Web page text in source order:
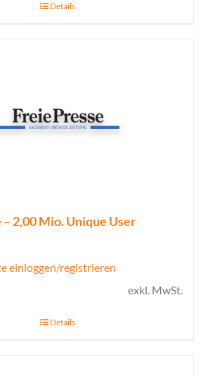
Details
– 2,00 Mio. Unique User
einloggen/registrieren
exkl. MwSt.
Details